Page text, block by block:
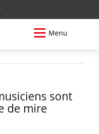
Menu
sont
de mire